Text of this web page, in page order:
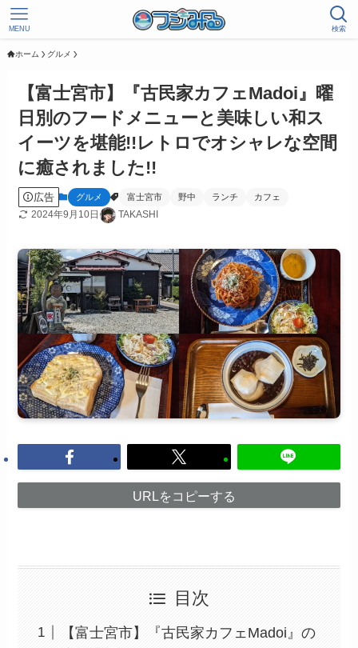
検索
MENU
ホーム グルメ
【富士宮市】『古民家カフェMadoi』曜
日別のフードメニューと美味しい和ス
イーツを堪能!!レトロでオシャレな空間
に癒されました!!
広告 グルメ 富士宮市 野中 ランチ カフェ
2024年9月10日 TAKASHI
URLをコピーする
目次
【富士宮市】『古民家カフェMadoi』の